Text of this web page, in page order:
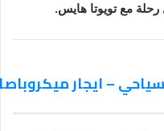
مع تويوتا هايس.
– ايجار